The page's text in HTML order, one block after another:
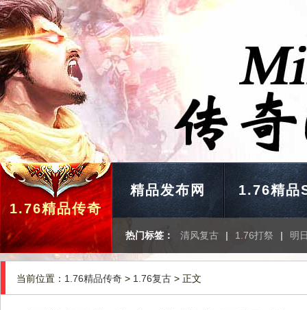
1.76精品传奇
精品发布网 1.76精品
热门标签： 清风复古 | 1.76打祭 | 明
当前位置： 1.76精品传奇 > 1.76复古 > 正文